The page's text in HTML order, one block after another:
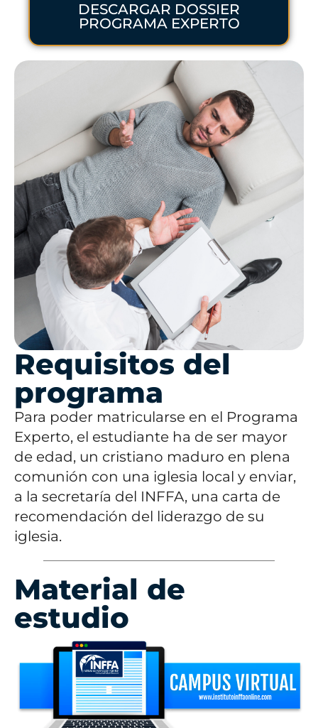
DESCARGAR DOSSIER
PROGRAMA EXPERTO
Requisitos del
programa
Para poder matricularse en el Programa
Experto, el estudiante ha de ser mayor
de edad, un cristiano maduro en plena
comunión con una iglesia local y enviar,
a la secretaría del INFFA, una carta de
recomendación del liderazgo de su
iglesia.
Material de
estudio